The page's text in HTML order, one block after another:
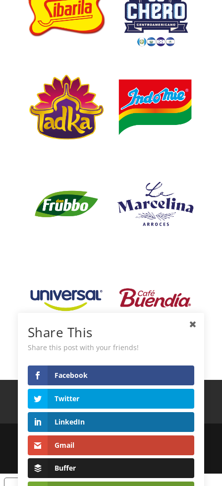
Términos y Condiciones
Política de Cookies
Contacto
© 2022DistribuidoraLatinoAndina S.L.
| Desarrollo WebMagicalWebStudio
Share This
Share this post with your friends!
Facebook
Twitter
LinkedIn
Gmail
Buffer